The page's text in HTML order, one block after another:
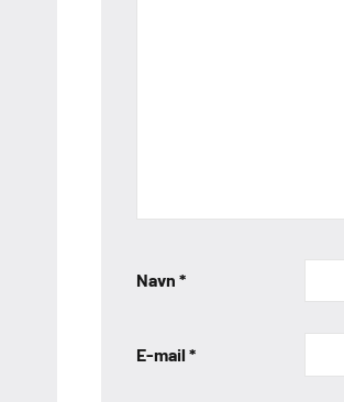
Navn *
E-mail *